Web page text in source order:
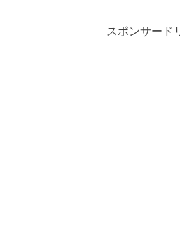
スポンサード